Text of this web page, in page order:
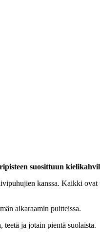
suosittuun
kanssa. Kaikki
aikaraamin puitteissa.
ja jotain pientä suolaista.